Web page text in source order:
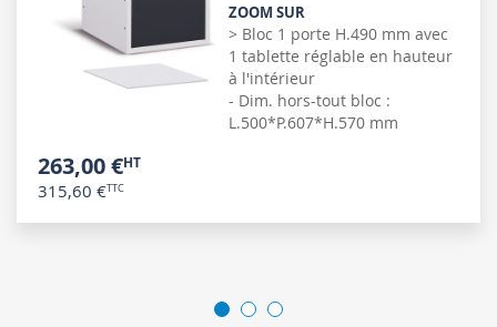
ZOOM SUR
> Bloc 1 porte H.490 mm avec
1 tablette réglable en hauteur
à l'intérieur
- Dim. hors-tout bloc :
L.500*P.607*H.570 mm
263,00 €
315,60 €